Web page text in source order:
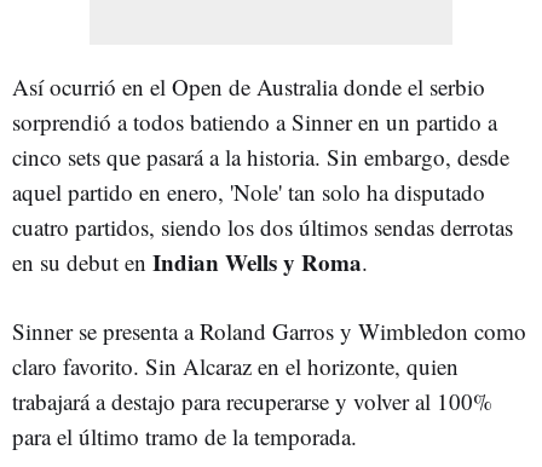
Así ocurrió en el Open de Australia donde el serbio
sorprendió a todos batiendo a Sinner en un partido a
cinco sets que pasará a la historia. Sin embargo, desde
aquel partido en enero, 'Nole' tan solo ha disputado
cuatro partidos, siendo los dos últimos sendas derrotas
en su debut en Indian Wells y Roma.
Sinner se presenta a Roland Garros y Wimbledon como
claro favorito. Sin Alcaraz en el horizonte, quien
trabajará a destajo para recuperarse y volver al 100%
para el último tramo de la temporada.